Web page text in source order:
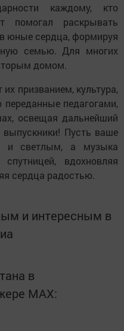
каждому, кто
помогал раскрывать
юные сердца, формируя
семью. Для многих
домом.
призванием, культура,
переданные педагогами,
освещая дальнейший
Пусть ваше
и светлым, а музыка
вдохновляя
сердца радостью.
и интересным в
в
MАХ: